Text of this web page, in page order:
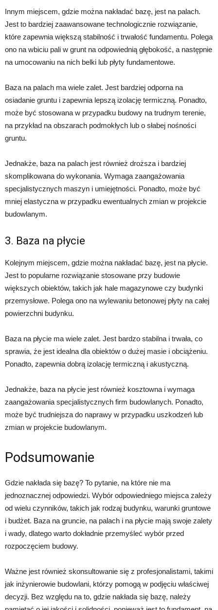
Innym miejscem, gdzie można nakładać bazę, jest na palach.
Jest to bardziej zaawansowane technologicznie rozwiązanie,
które zapewnia większą stabilność i trwałość fundamentu. Polega
ono na wbiciu pali w grunt na odpowiednią głębokość, a następnie
na umocowaniu na nich belki lub płyty fundamentowe.
Baza na palach ma wiele zalet. Jest bardziej odporna na
osiadanie gruntu i zapewnia lepszą izolację termiczną. Ponadto,
może być stosowana w przypadku budowy na trudnym terenie,
na przykład na obszarach podmokłych lub o słabej nośności
gruntu.
Jednakże, baza na palach jest również droższa i bardziej
skomplikowana do wykonania. Wymaga zaangażowania
specjalistycznych maszyn i umiejętności. Ponadto, może być
mniej elastyczna w przypadku ewentualnych zmian w projekcie
budowlanym.
3. Baza na płycie
Kolejnym miejscem, gdzie można nakładać bazę, jest na płycie.
Jest to popularne rozwiązanie stosowane przy budowie
większych obiektów, takich jak hale magazynowe czy budynki
przemysłowe. Polega ono na wylewaniu betonowej płyty na całej
powierzchni budynku.
Baza na płycie ma wiele zalet. Jest bardzo stabilna i trwała, co
sprawia, że jest idealna dla obiektów o dużej masie i obciążeniu.
Ponadto, zapewnia dobrą izolację termiczną i akustyczną.
Jednakże, baza na płycie jest również kosztowna i wymaga
zaangażowania specjalistycznych firm budowlanych. Ponadto,
może być trudniejsza do naprawy w przypadku uszkodzeń lub
zmian w projekcie budowlanym.
Podsumowanie
Gdzie nakłada się bazę? To pytanie, na które nie ma
jednoznacznej odpowiedzi. Wybór odpowiedniego miejsca zależy
od wielu czynników, takich jak rodzaj budynku, warunki gruntowe
i budżet. Baza na gruncie, na palach i na płycie mają swoje zalety
i wady, dlatego warto dokładnie przemyśleć wybór przed
rozpoczęciem budowy.
Ważne jest również skonsultowanie się z profesjonalistami, takimi
jak inżynierowie budowlani, którzy pomogą w podjęciu właściwej
decyzji. Bez względu na to, gdzie nakłada się bazę, należy